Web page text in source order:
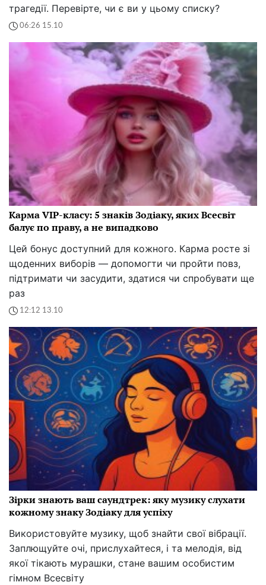
трагедії. Перевірте, чи є ви у цьому списку?
06:26 15.10
Карма VIP-класу: 5 знаків Зодіаку, яких Всесвіт
балує по праву, а не випадково
Цей бонус доступний для кожного. Карма росте зі
щоденних виборів — допомогти чи пройти повз,
підтримати чи засудити, здатися чи спробувати ще
раз
12:12 13.10
Зірки знають ваш саундтрек: яку музику слухати
кожному знаку Зодіаку для успіху
Використовуйте музику, щоб знайти свої вібрації.
Заплющуйте очі, прислухайтеся, і та мелодія, від
якої тікають мурашки, стане вашим особистим
гімном Всесвіту